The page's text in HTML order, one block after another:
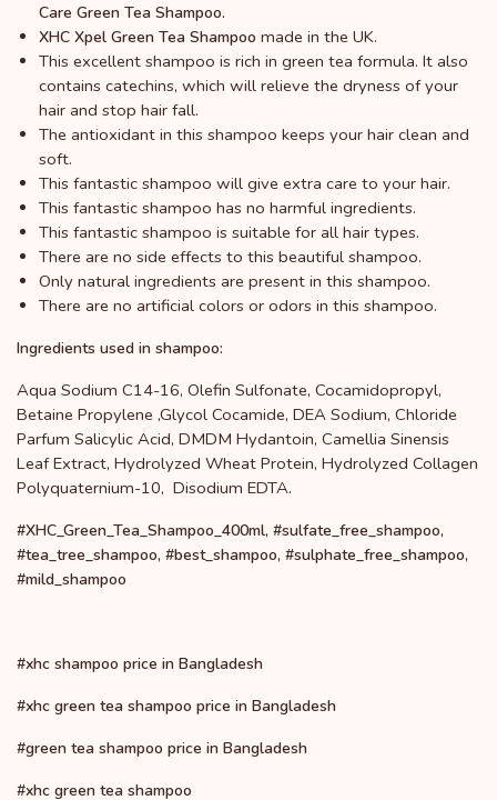
Care Green Tea Shampoo.
XHC Xpel Green Tea Shampoo made in the UK.
This excellent shampoo is rich in green tea formula. It also
contains catechins, which will relieve the dryness of your
hair and stop hair fall.
The antioxidant in this shampoo keeps your hair clean and
soft.
This fantastic shampoo will give extra care to your hair.
This fantastic shampoo has no harmful ingredients.
This fantastic shampoo is suitable for all hair types.
There are no side effects to this beautiful shampoo.
Only natural ingredients are present in this shampoo.
There are no artificial colors or odors in this shampoo.
Ingredients used in shampoo:
Aqua Sodium C14-16, Olefin Sulfonate, Cocamidopropyl,
Betaine Propylene ,Glycol Cocamide, DEA Sodium, Chloride
Parfum Salicylic Acid, DMDM Hydantoin, Camellia Sinensis
Leaf Extract, Hydrolyzed Wheat Protein, Hydrolyzed Collagen
Polyquaternium-10, Disodium EDTA.
#XHC_Green_Tea_Shampoo_400ml, #sulfate_free_shampoo,
#tea_tree_shampoo, #best_shampoo, #sulphate_free_shampoo,
#mild_shampoo
#xhc shampoo price in Bangladesh
#xhc green tea shampoo price in Bangladesh
#green tea shampoo price in Bangladesh
#xhc green tea shampoo